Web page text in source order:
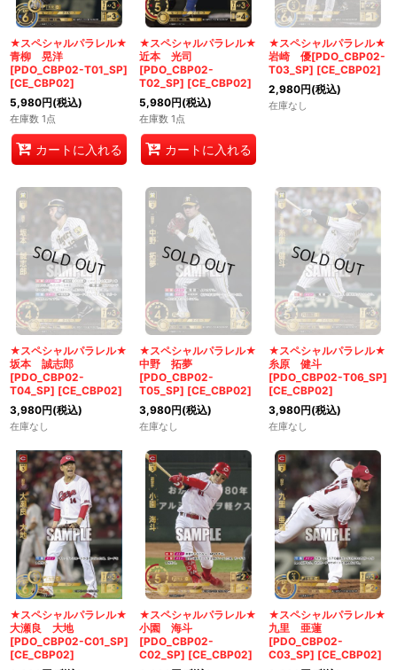
★スペシャルパラレル★
青柳 晃洋
[PDO_CBP02-T01_SP]
[CE_CBP02]
5,980円(税込)
在庫数 1点
カートに入れる
★スペシャルパラレル★
近本 光司
[PDO_CBP02-
T02_SP] [CE_CBP02]
5,980円(税込)
在庫数 1点
カートに入れる
★スペシャルパラレル★
岩崎 優[PDO_CBP02-
T03_SP] [CE_CBP02]
2,980円(税込)
在庫なし
★スペシャルパラレル★
坂本 誠志郎
[PDO_CBP02-
T04_SP] [CE_CBP02]
3,980円(税込)
在庫なし
★スペシャルパラレル★
中野 拓夢
[PDO_CBP02-
T05_SP] [CE_CBP02]
3,980円(税込)
在庫なし
★スペシャルパラレル★
糸原 健斗
[PDO_CBP02-T06_SP]
[CE_CBP02]
3,980円(税込)
在庫なし
★スペシャルパラレル★
大瀬良 大地
[PDO_CBP02-C01_SP]
[CE_CBP02]
★スペシャルパラレル★
小園 海斗
[PDO_CBP02-
C02_SP] [CE_CBP02]
★スペシャルパラレル★
九里 亜蓮
[PDO_CBP02-
C03_SP] [CE_CBP02]